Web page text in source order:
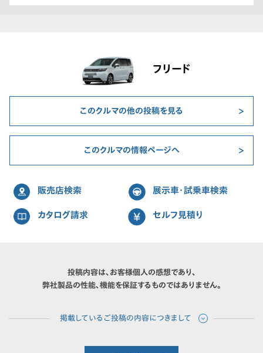
フリード
このクルマの他の投稿を見る
このクルマの情報ページへ
販売店検索 展示車・試乗車検索
カタログ請求 セルフ見積り
投稿内容は、お客様個人の感想であり、
弊社製品の性能、機能を保証するものではありません。